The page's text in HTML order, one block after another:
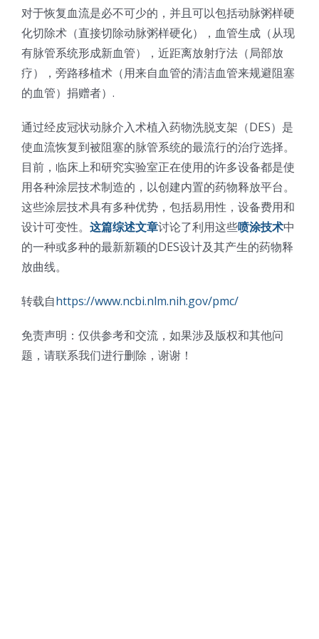
光伏技术科普
锂电技术科普
医疗器械技术科普
粉体行业技术科普
超声波喷涂原理
喷涂的影响因素
超声波喷雾成型系统
联系我们
中文
ENGLISH
对于恢复血流是必不可少的，并且可以包括动脉粥样硬
化切除术（直接切除动脉粥样硬化），血管生成（从现
有脉管系统形成新血管），近距离放射疗法（局部放
疗），旁路移植术（用来自血管的清洁血管来规避阻塞
的血管）捐赠者）.
通过经皮冠状动脉介入术植入药物洗脱支架（DES）是
使血流恢复到被阻塞的脉管系统的最流行的治疗选择。
目前，临床上和研究实验室正在使用的许多设备都是使
用各种涂层技术制造的，以创建内置的药物释放平台。
这些涂层技术具有多种优势，包括易用性，设备费用和
设计可变性。 这篇综述文章讨论了利用这些喷涂技术中
的一种或多种的最新新颖的DES设计及其产生的药物释
放曲线。
转载自https://www.ncbi.nlm.nih.gov/pmc/
免责声明：仅供参考和交流，如果涉及版权和其他问
题，请联系我们进行删除，谢谢！